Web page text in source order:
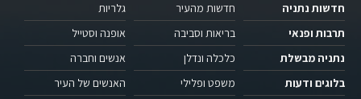
חדשות נתניה
תרבות ופנאי
נתניה מבשלת
בלוגים ודעות
חדשות מהעיר
בריאות וסביבה
כלכלה ונדלן
משפט ופלילי
גלריות
אופנה וסטייל
אנשים וחברה
האנשים של העיר